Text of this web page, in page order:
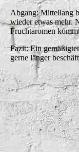
Abgang: Mittellang
wieder etwas mehr.
Fruchtaromen
Fazit: Ein
gerne länger